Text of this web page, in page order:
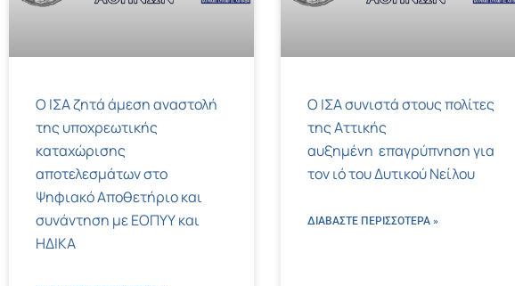
Ο ΙΣΑ ζητά άμεση αναστολή
της υποχρεωτικής
καταχώρισης
αποτελεσμάτων στο
Ψηφιακό Αποθετήριο και
συνάντηση με ΕΟΠΥΥ και
ΗΔΙΚΑ
Ο ΙΣΑ συνιστά στους πολίτες
της Αττικής
αυξημένη επαγρύπνηση για
τον ιό του Δυτικού Νείλου
ΔΙΑΒΑΣΤΕ ΠΕΡΙΣΣΌΤΕΡΑ »